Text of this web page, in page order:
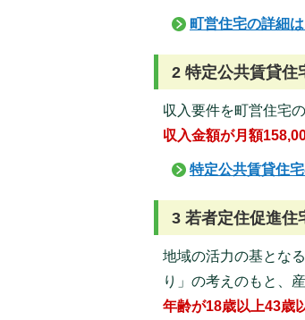
町営住宅の詳細
2 特定公共賃貸住
収入要件を町営住宅
収入金額が月額
特定公共賃貸住
3 若者定住促進住
地域の活力の基とな
り」の考えのもと、
年齢が18歳以上43歳